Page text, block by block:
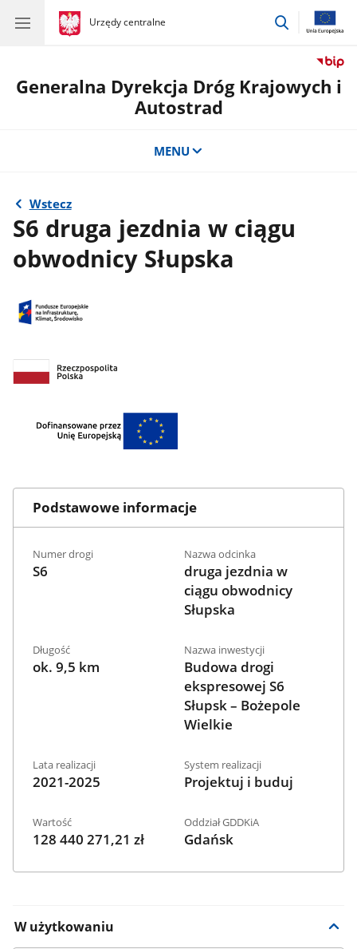
gov.pl
Urzędy centralne
gov.pl
Urzędy
przejdź
Generalna Dyrekcja Dróg Krajowych i
Autostrad
MENU
Wstecz
S6 druga jezdnia w ciągu
obwodnicy Słupska
Podstawowe informacje
Numer drogi
S6
Nazwa odcinka
druga jezdnia w
ciągu obwodnicy
Słupska
Długość
ok. 9,5 km
Nazwa inwestycji
Budowa drogi
ekspresowej S6
Słupsk – Bożepole
Wielkie
Lata realizacji
2021-2025
System realizacji
Projektuj i buduj
Wartość
128 440 271,21 zł
Oddział GDDKiA
Gdańsk
W użytkowaniu